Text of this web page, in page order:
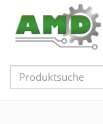
Search
Bar